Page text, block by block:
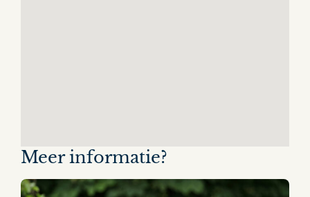
Meer informatie?